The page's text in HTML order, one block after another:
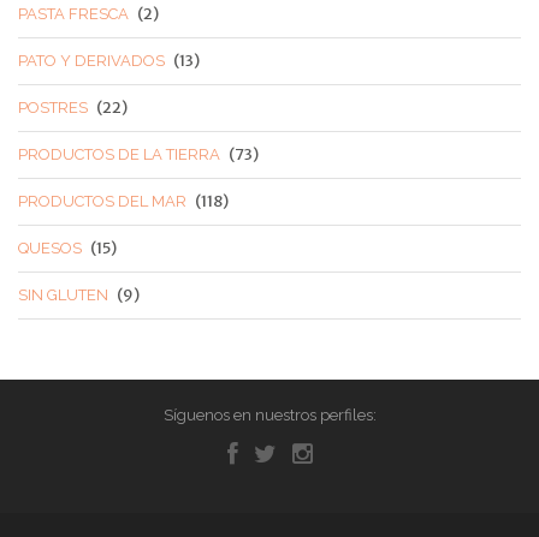
PASTA FRESCA (2)
PATO Y DERIVADOS (13)
POSTRES (22)
PRODUCTOS DE LA TIERRA (73)
PRODUCTOS DEL MAR (118)
QUESOS (15)
SIN GLUTEN (9)
Síguenos en nuestros perfiles: